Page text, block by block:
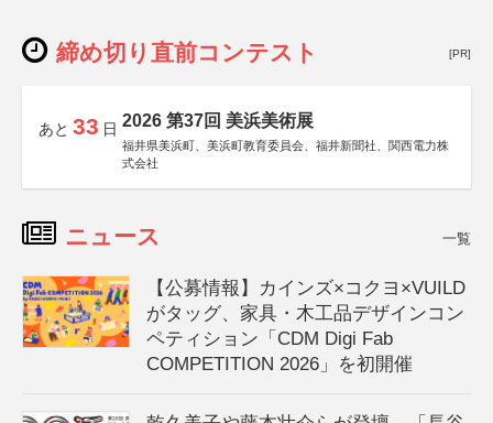
締め切り直前コンテスト [PR]
あと 33 日 2026 第37回 美浜美術展
福井県美浜町、美浜町教育委員会、福井新聞社、関西電力株
式会社
ニュース 一覧
【公募情報】カインズ×コクヨ×VUILD
がタッグ、家具・木工品デザインコン
ペティション「CDM Digi Fab
COMPETITION 2026」を初開催